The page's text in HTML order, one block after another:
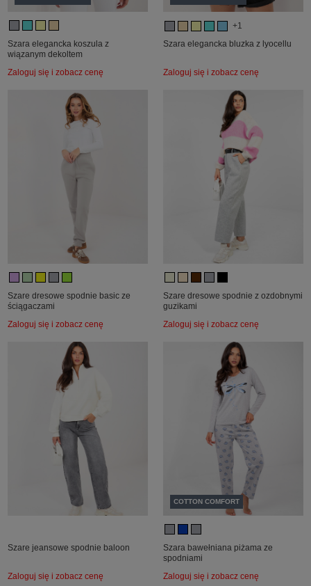
Szara elegancka koszula z
wiązanym dekoltem
Zaloguj się i zobacz cenę
+1
Szara elegancka bluzka z lyocellu
Zaloguj się i zobacz cenę
Szare dresowe spodnie basic ze
ściągaczami
Zaloguj się i zobacz cenę
Szare dresowe spodnie z ozdobnymi
guzikami
Zaloguj się i zobacz cenę
Szare jeansowe spodnie baloon
Zaloguj się i zobacz cenę
COTTON COMFORT
Szara bawełniana piżama ze
spodniami
Zaloguj się i zobacz cenę